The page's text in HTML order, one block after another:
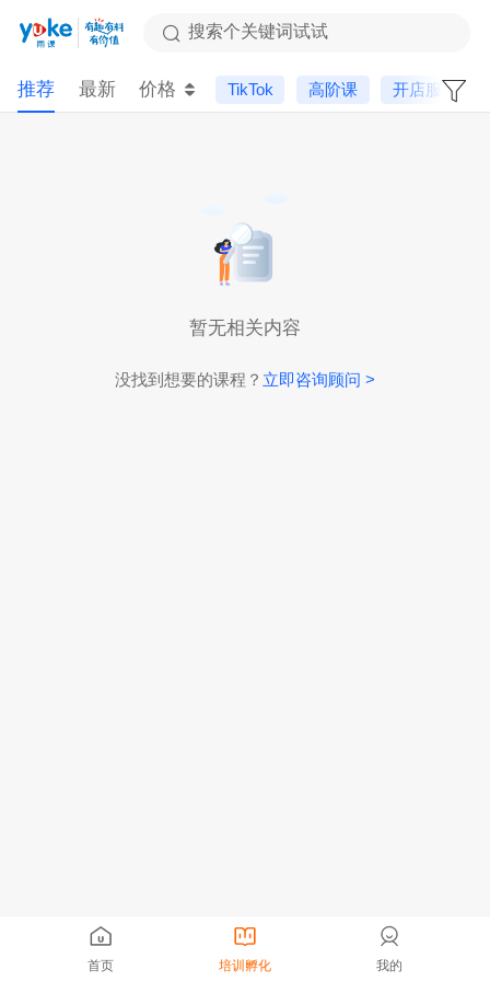
搜索个关键词试试
推荐 最新 价格 TikTok 高阶课 开店服务
暂无相关内容
没找到想要的课程？ 立即咨询顾问 >
首页 培训孵化 我的